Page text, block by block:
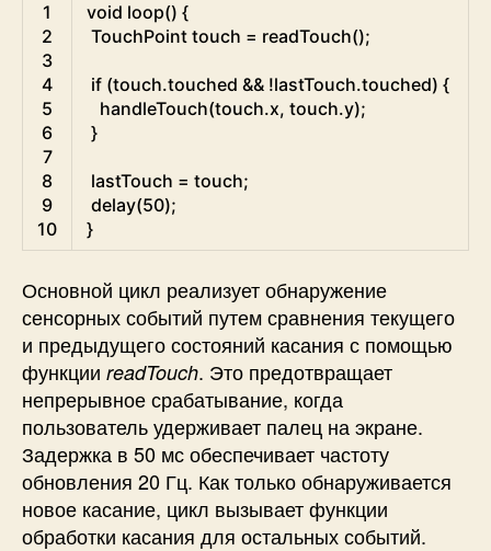
1
2
3
4
5
6
7
8
9
10
void loop() {
TouchPoint touch = readTouch();
if (touch.touched && !lastTouch.touched) {
handleTouch(touch.x, touch.y);
}
lastTouch = touch;
delay(50);
}
Основной цикл реализует обнаружение
сенсорных событий путем сравнения текущего
и предыдущего состояний касания с помощью
функции readTouch. Это предотвращает
непрерывное срабатывание, когда
пользователь удерживает палец на экране.
Задержка в 50 мс обеспечивает частоту
обновления 20 Гц. Как только обнаруживается
новое касание, цикл вызывает функции
обработки касания для остальных событий.